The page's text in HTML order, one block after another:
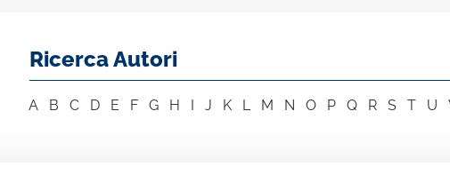
Ricerca Autori
A B C D E F G H I J K L M N O P Q R S T U